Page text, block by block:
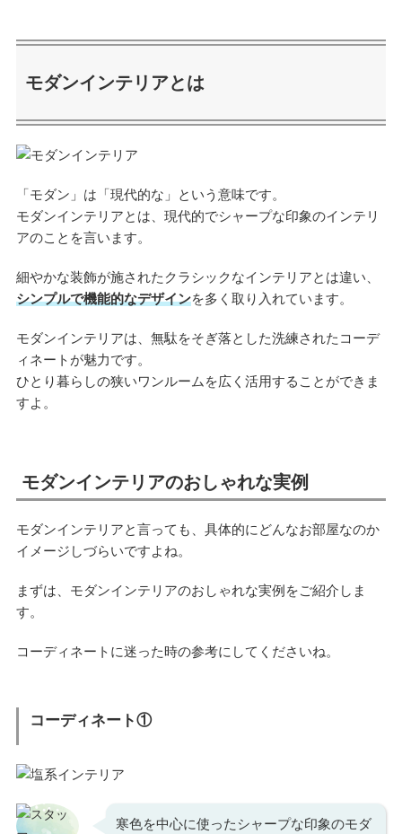
モダンインテリアとは
「モダン」は「現代的な」という意味です。
モダンインテリアとは、現代的でシャープな印象のインテリ
アのことを言います。
細やかな装飾が施されたクラシックなインテリアとは違い、
シンプルで機能的なデザインを多く取り入れています。
モダンインテリアは、無駄をそぎ落とした洗練されたコーデ
ィネートが魅力です。
ひとり暮らしの狭いワンルームを広く活用することができま
すよ。
モダンインテリアのおしゃれな実例
モダンインテリアと言っても、具体的にどんなお部屋なのか
イメージしづらいですよね。
まずは、モダンインテリアのおしゃれな実例をご紹介しま
す。
コーディネートに迷った時の参考にしてくださいね。
コーディネート①
寒色を中心に使ったシャープな印象のモダ